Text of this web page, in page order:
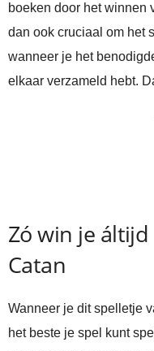
boeken door het winnen
dan ook cruciaal om het
wanneer je het
elkaar verzameld hebt.
Zó win je
Catan
Wanneer je dit spelletje
het beste je spel kunt